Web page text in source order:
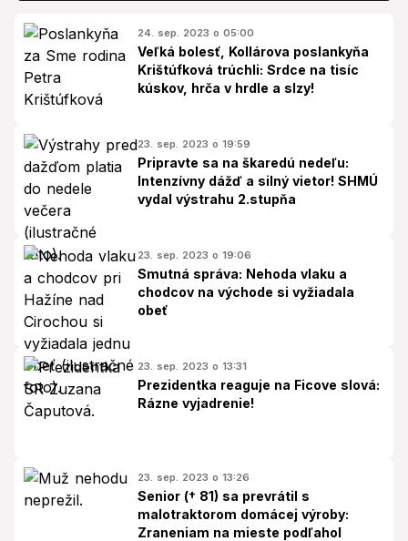
24. sep. 2023 o 05:00
Veľká bolesť, Kollárova poslankyňa
Krištúfková trúchli: Srdce na tisíc
kúskov, hrča v hrdle a slzy!
23. sep. 2023 o 19:59
Pripravte sa na škaredú nedeľu:
Intenzívny dážď a silný vietor! SHMÚ
vydal výstrahu 2.stupňa
23. sep. 2023 o 19:06
Smutná správa: Nehoda vlaku a
chodcov na východe si vyžiadala
obeť
23. sep. 2023 o 13:31
Prezidentka reaguje na Ficove slová:
Rázne vyjadrenie!
23. sep. 2023 o 13:26
Senior († 81) sa prevrátil s
malotraktorom domácej výroby:
Zraneniam na mieste podľahol